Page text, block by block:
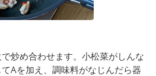
炒め合わせます。小松菜がしんな
Aを加え、調味料がなじんだら器